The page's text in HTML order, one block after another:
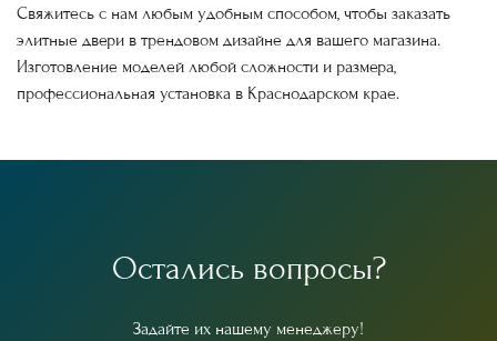
Свяжитесь с нам любым удобным способом, чтобы заказать
элитные двери в трендовом дизайне для вашего магазина.
Изготовление моделей любой сложности и размера,
профессиональная установка в Краснодарском крае.
Остались вопросы?
Задайте их нашему менеджеру!